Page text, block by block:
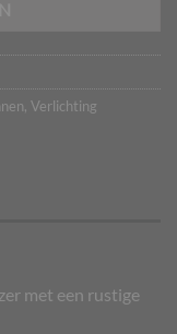
, Verlichting
met een rustige